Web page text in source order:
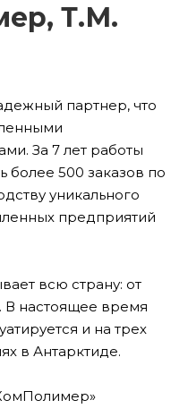
Т.М.
партнер, что
За 7 лет работы
более 500 заказов по
уникального
предприятий
всю страну: от
В настоящее время
и на трех
в Антарктиде.